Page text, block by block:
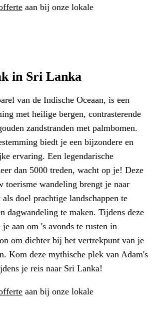
aan bij onze lokale
in Sri Lanka
van de Indische Oceaan, is een
met heilige bergen, contrasterende
zandstranden met palmbomen.
biedt je een bijzondere en
ervaring. Een legendarische
dan 5000 treden, wacht op je! Deze
toerisme wandeling brengt je naar
doel prachtige landschappen te
dagwandeling te maken. Tijdens deze
aan om 's avonds te rusten in
om dichter bij het vertrekpunt van je
Kom deze mythische plek van Adam's
je reis naar Sri Lanka!
aan bij onze lokale